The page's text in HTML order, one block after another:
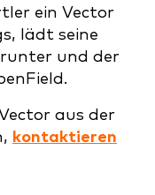
ein Vector
lädt seine
und der
aus der
kontaktieren